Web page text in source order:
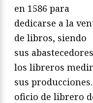
en 1586 para
dedicarse a la
de libros, siendo
sus abastecedores
los libreros
sus
oficio de librero